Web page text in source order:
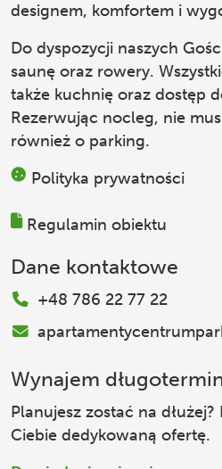
designem, komfortem i
Do dyspozycji naszych
saunę oraz rowery.
także kuchnię oraz dostęp
Rezerwując nocleg, nie
również o parking.
Polityka prywatności
Regulamin obiektu
Dane kontaktowe
+48 786 22 77 22
Wynajem
Planujesz zostać na
Ciebie dedykowaną ofertę.